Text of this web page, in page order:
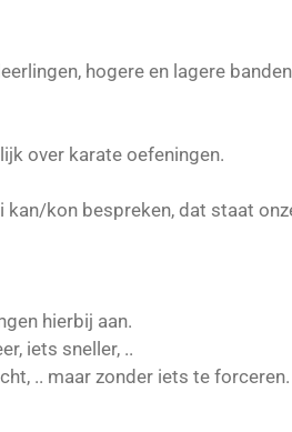
hogere en lagere
over karate oefeningen.
kon bespreken, dat staat
hierbij aan.
iets sneller, ..
.. maar zonder iets te forceren.